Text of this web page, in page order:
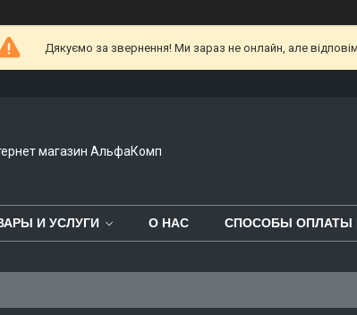
Дякуємо за звернення! Ми зараз не онлайн, але
магазин АльфаКомп
И УСЛУГИ О НАС СПОСОБЫ ОПЛАТЫ